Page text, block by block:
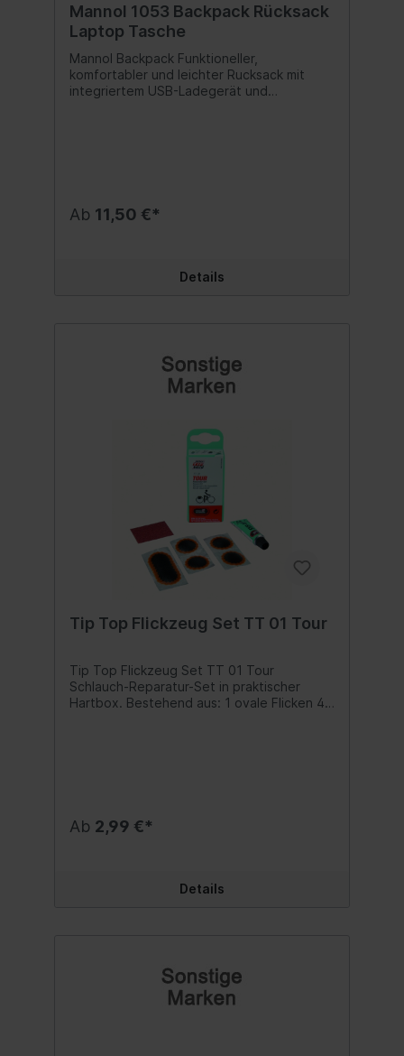
Mannol 1053 Backpack Rücksack
Laptop Tasche
Mannol Backpack Funktioneller,
komfortabler und leichter Rucksack mit
integriertem USB-Ladegerät und
sich perfekt für Geschäftsreisen und den
Ab 11,50 €*
Details
Tip Top Flickzeug Set TT 01 Tour
Tip Top Flickzeug Set TT 01 Tour
Schlauch-Reparatur-Set in praktischer
Hartbox. Bestehend aus: 1 ovale Flicken 4
Ab 2,99 €*
Details